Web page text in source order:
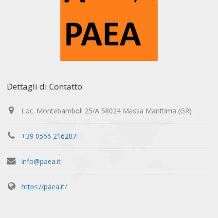
Dettagli di Contatto
Loc. Montebamboli 25/A 58024 Massa Marittima (GR)
+39 0566 216207
info@paea.it
https://paea.it/